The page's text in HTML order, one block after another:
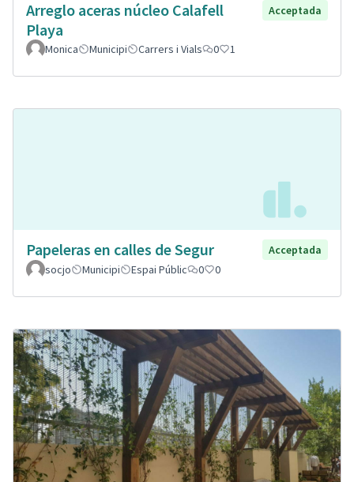
Arreglo aceras núcleo Calafell
Playa
Acceptada
Monica Municipi Carrers i Vials 0 1
Papeleras en calles de Segur
Acceptada
socjo
Municipi Espai Públic 0 0